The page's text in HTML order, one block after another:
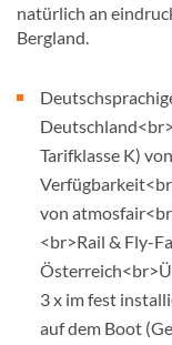
natürlich an
Bergland.
Tarifklasse K)
von
<br>Rail & Fly-
3 x im fest
auf dem Boot